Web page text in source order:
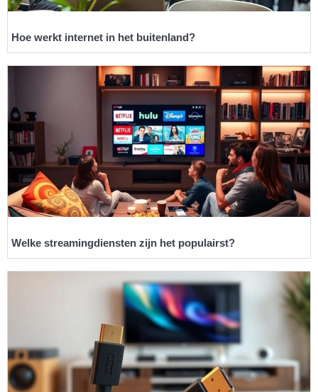
Hoe werkt internet in het buitenland?
Welke streamingdiensten zijn het populairst?